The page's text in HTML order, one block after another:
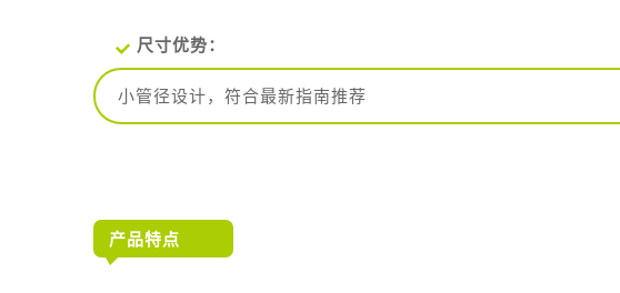
尺寸优势：
小管径设计，符合最新指南推荐
产品特点